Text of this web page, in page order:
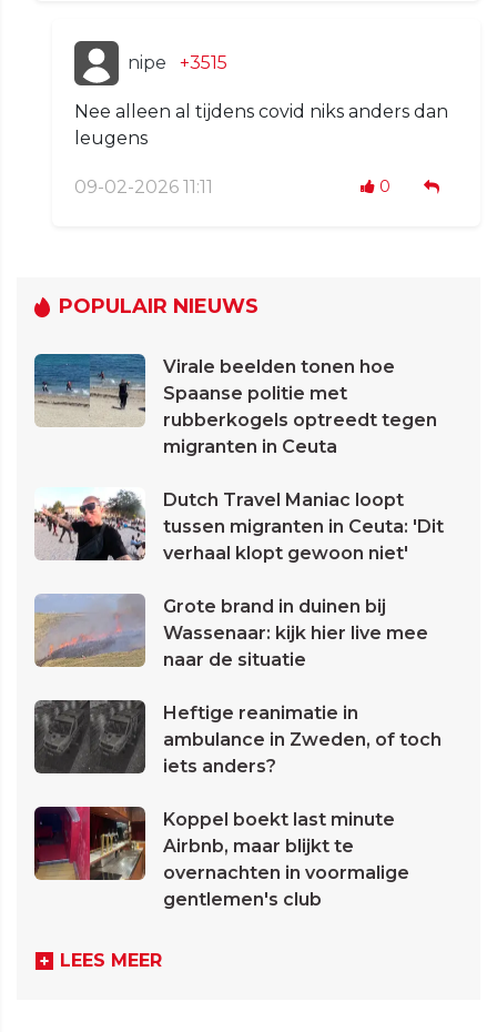
nipe +3515
Nee alleen al tijdens covid niks anders dan
leugens
09-02-2026 11:11 0
POPULAIR NIEUWS
Virale beelden tonen hoe
Spaanse politie met
rubberkogels optreedt tegen
migranten in Ceuta
Dutch Travel Maniac loopt
tussen migranten in Ceuta: 'Dit
verhaal klopt gewoon niet'
Grote brand in duinen bij
Wassenaar: kijk hier live mee
naar de situatie
Heftige reanimatie in
ambulance in Zweden, of toch
iets anders?
Koppel boekt last minute
Airbnb, maar blijkt te
overnachten in voormalige
gentlemen's club
LEES MEER